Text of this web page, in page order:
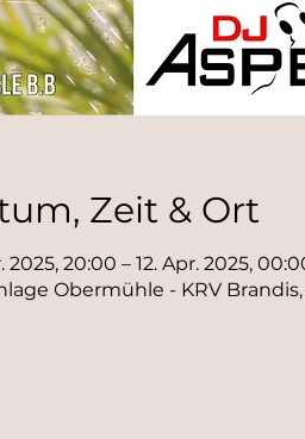
Zeit & Ort
2025, 20:00 – 12. Apr. 2025,
Obermühle - KRV